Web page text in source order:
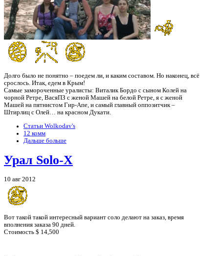
Долго было не понятно – поедем ли, и каким составом. Но наконец, всё
срослось. Итак, едем в Крым!
Самые замороченные уралисты: Виталик Бордо с сыном Колей на
чорной Ретре, ВасяПЗ с женой Машей на белой Ретре, я с женой
Машей на пятнистом Гир-Апе, и самый главный оппозитчик –
Штирлиц с Олей… на красном Дукати.
Статьи Wolkodav's
12 комм
Дальше больше
Урал Solo-X
10 авг 2012
Вот такой такой интересный вариант соло делают на заказ, время
вполнения заказа 90 дней.
Стоимость $ 14,500